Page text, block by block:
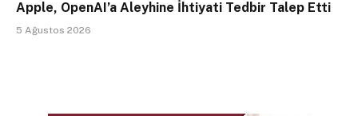
Apple, OpenAI’a Aleyhine İhtiyati Tedbir Talep Etti
5 Ağustos 2026